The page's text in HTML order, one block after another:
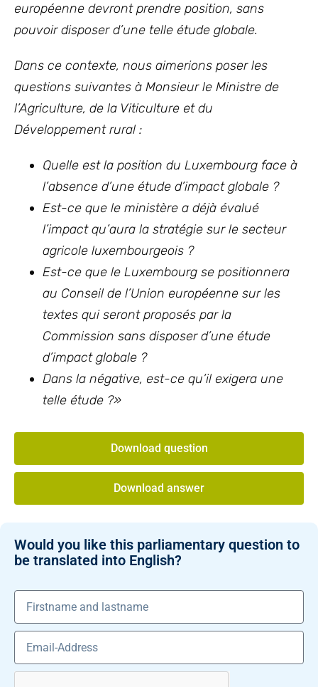
européenne devront prendre position, sans
pouvoir disposer d’une telle étude globale.
Dans ce contexte, nous aimerions poser les
questions suivantes à Monsieur le Ministre de
l’Agriculture, de la Viticulture et du
Développement rural :
Quelle est la position du Luxembourg face à
l’absence d’une étude d’impact globale ?
Est-ce que le ministère a déjà évalué
l’impact qu’aura la stratégie sur le secteur
agricole luxembourgeois ?
Est-ce que le Luxembourg se positionnera
au Conseil de l’Union européenne sur les
textes qui seront proposés par la
Commission sans disposer d’une étude
d’impact globale ?
Dans la négative, est-ce qu’il exigera une
telle étude ?»
Download question
Download answer
Would you like this parliamentary question to
be translated into English?